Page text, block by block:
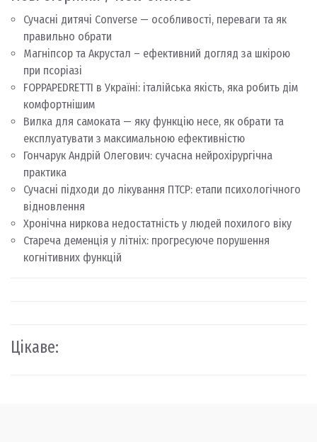
Сучасні дитячі Converse — особливості, переваги та як
правильно обрати
Магніпсор та Акрустал – ефективний догляд за шкірою
при псоріазі
FOPPAPEDRETTI в Україні: італійська якість, яка робить дім
комфортнішим
Вилка для самоката — яку функцію несе, як обрати та
експлуатувати з максимальною ефективністю
Гончарук Андрій Олегович: сучасна нейрохірургічна
практика
Сучасні підходи до лікування ПТСР: етапи психологічного
відновлення
Хронічна ниркова недостатність у людей похилого віку
Стареча деменція у літніх: прогресуюче порушення
когнітивних функцій
Цікаве: